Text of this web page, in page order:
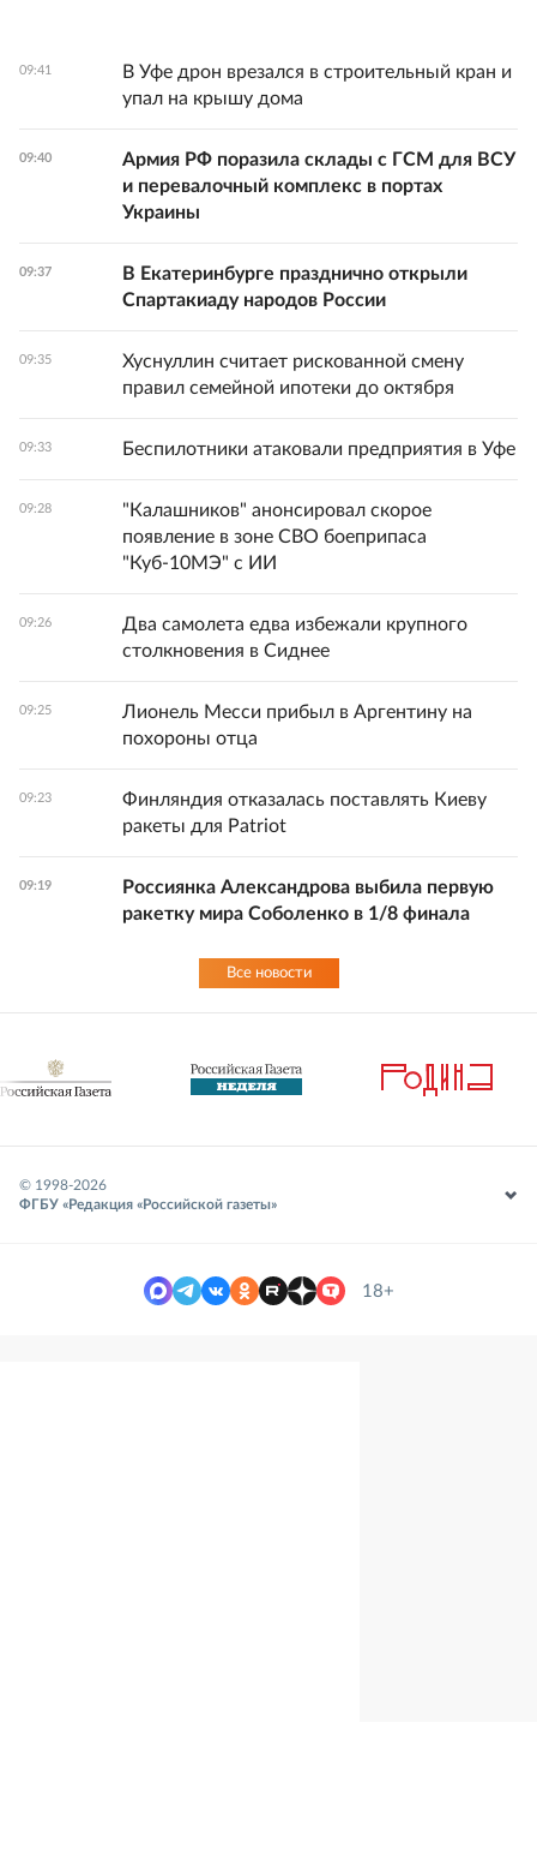
09:41
В Уфе дрон врезался в строительный кран и
упал на крышу дома
09:40
Армия РФ поразила склады с ГСМ для ВСУ
и перевалочный комплекс в портах
Украины
09:37
В Екатеринбурге празднично открыли
Спартакиаду народов России
09:35
Хуснуллин считает рискованной смену
правил семейной ипотеки до октября
09:33 Беспилотники атаковали предприятия в Уфе
09:28
"Калашников" анонсировал скорое
появление в зоне СВО боеприпаса
"Куб-10МЭ" с ИИ
09:26
Два самолета едва избежали крупного
столкновения в Сиднее
09:25
Лионель Месси прибыл в Аргентину на
похороны отца
09:23
Финляндия отказалась поставлять Киеву
ракеты для Patriot
09:19
Россиянка Александрова выбила первую
ракетку мира Соболенко в 1/8 финала
Все новости
© 1998-2026
ФГБУ «Редакция «Российской газеты»
18+